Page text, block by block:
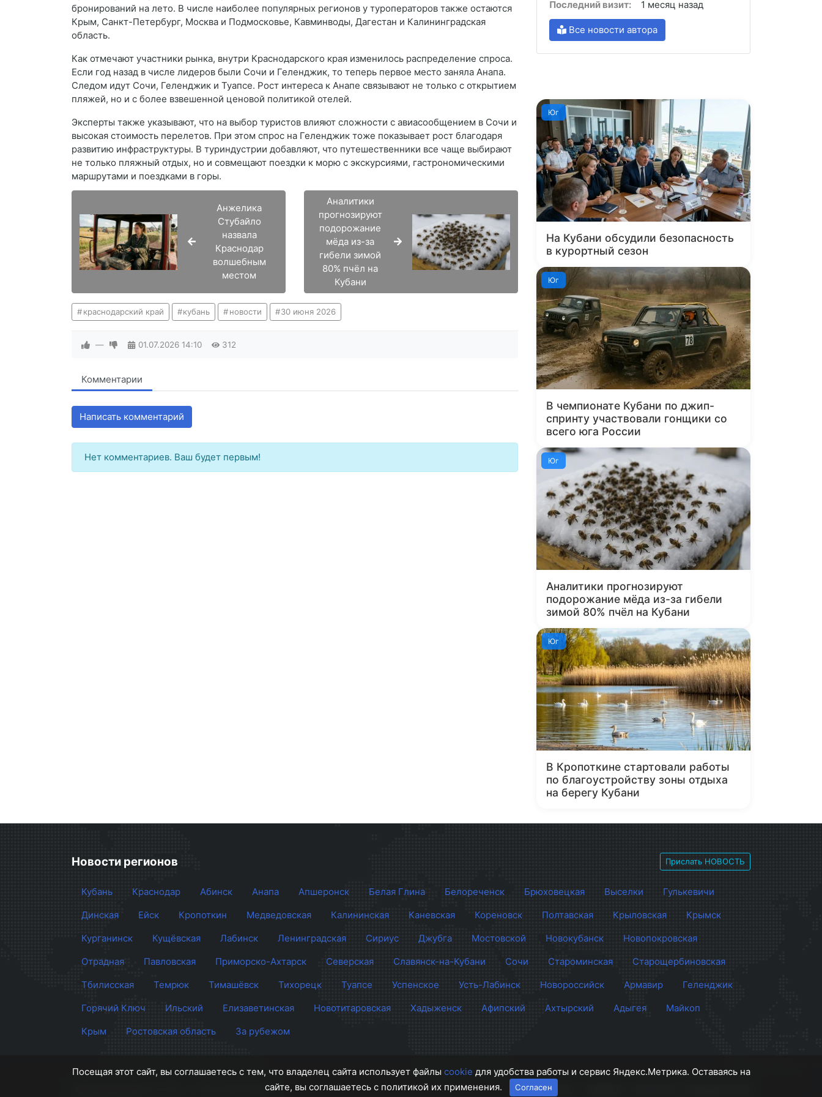
бронирований на лето. В числе наиболее популярных регионов у туроператоров также остаются
Крым, Санкт-Петербург, Москва и Подмосковье, Кавминводы, Дагестан и Калининградская
область.
Как отмечают участники рынка, внутри Краснодарского края изменилось распределение спроса.
Если год назад в числе лидеров были Сочи и Геленджик, то теперь первое место заняла Анапа.
Следом идут Сочи, Геленджик и Туапсе. Рост интереса к Анапе связывают не только с открытием
пляжей, но и с более взвешенной ценовой политикой отелей.
Эксперты также указывают, что на выбор туристов влияют сложности с авиасообщением в Сочи и
высокая стоимость перелетов. При этом спрос на Геленджик тоже показывает рост благодаря
развитию инфраструктуры. В туриндустрии добавляют, что путешественники все чаще выбирают
не только пляжный отдых, но и совмещают поездки к морю с экскурсиями, гастрономическими
маршрутами и поездками в горы.
Анжелика
Стубайло
назвала
Краснодар
волшебным
местом
Аналитики
прогнозируют
подорожание
мёда из-за
гибели зимой
80% пчёл на
Кубани
краснодарский край кубань новости 30 июня 2026
— 01.07.2026 14:10 312
Комментарии
Написать комментарий
Нет комментариев. Ваш будет первым!
Последний визит:
1 месяц назад
Все новости автора
Юг
На Кубани обсудили безопасность
в курортный сезон
Юг
В чемпионате Кубани по джип-
спринту участвовали гонщики со
всего юга России
Юг
Аналитики прогнозируют
подорожание мёда из-за гибели
зимой 80% пчёл на Кубани
Юг
В Кропоткине стартовали работы
по благоустройству зоны отдыха
на берегу Кубани
Новости регионов Прислать НОВОСТЬ
Кубань Краснодар Абинск Анапа Апшеронск Белая Глина Белореченск Брюховецкая Выселки
Гулькевичи
Динская
Ейск Кропоткин Медведовская Калининская Каневская Кореновск Полтавская Крыловская
Крымск
Курганинск
Кущёвская Лабинск Ленинградская Сириус Джубга Мостовской Новокубанск
Новопокровская
Отрадная
Павловская Приморско-Ахтарск Северская Славянск-на-Кубани Сочи Староминская
Старощербиновская
Тбилисская
Темрюк Тимашёвск Тихорецк Туапсе Успенское Усть-Лабинск Новороссийск Армавир
Геленджик
Горячий Ключ
Ильский Елизаветинская Новотитаровская Хадыженск Афипский Ахтырский Адыгея
Майкоп
Крым
Ростовская область За рубежом
© 2012 - 2026 СМИ Кубани О проекте
Посещая этот сайт, вы соглашаетесь с тем, что владелец сайта использует файлы cookie для удобства работы и сервис Яндекс.Метрика. Оставаясь на
сайте, вы соглашаетесь с политикой их применения.
Согласен